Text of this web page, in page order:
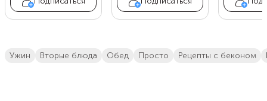
ужин вторые блюда обед просто рецепты с беконом